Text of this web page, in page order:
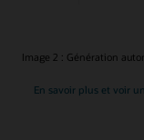
Image 2 : Génération
En savoir plus et voir